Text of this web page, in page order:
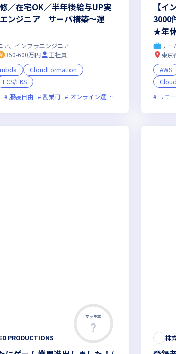
新技術に積極的 女性エンジニアが活躍中 裁量労働制あ
／在宅OK／半年後給与UP実
ンジニア サーバ構築～運
ア、インフラエンジニア
350-600万円
正社員
CloudFormation
ECS/EKS
服装自由 副業可 オンライン選考可 新技術に積極的
【
3000
★年
サー
東京
AWS
リモ
マッチ率
PRODUCTIONS 株